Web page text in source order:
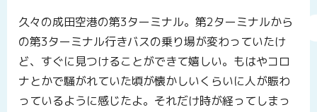
久々の成田空港の第3ターミナル。第2ターミナルから
の第3ターミナル行きバスの乗り場が変わっていたけ
ど、すぐに見つけることができて嬉しい。もはやコロ
ナとかで騒がれていた頃が懐かしいくらいに人が賑わ
っているように感じたよ。それだけ時が経ってしまっ